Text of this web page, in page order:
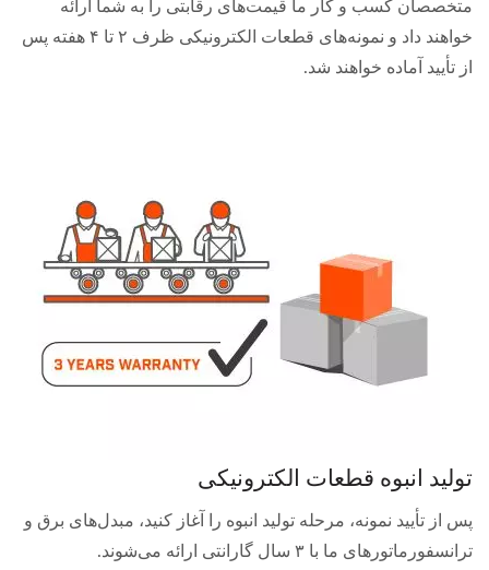
متخصصان کسب و کار ما قیمت‌های رقابتی را به شما ارائه
خواهند داد و نمونه‌های قطعات الکترونیکی ظرف ۲ تا ۴ هفته پس
از تأیید آماده خواهند شد.
تولید انبوه قطعات الکترونیکی
پس از تأیید نمونه، مرحله تولید انبوه را آغاز کنید، مبدل‌های برق و
ترانسفورماتورهای ما با ۳ سال گارانتی ارائه می‌شوند.